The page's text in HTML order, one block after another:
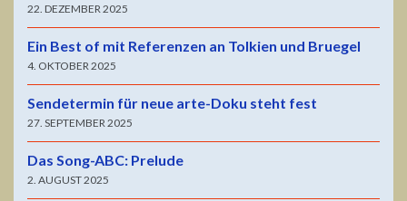
22. DEZEMBER 2025
Ein Best of mit Referenzen an Tolkien und Bruegel
4. OKTOBER 2025
Sendetermin für neue arte-Doku steht fest
27. SEPTEMBER 2025
Das Song-ABC: Prelude
2. AUGUST 2025